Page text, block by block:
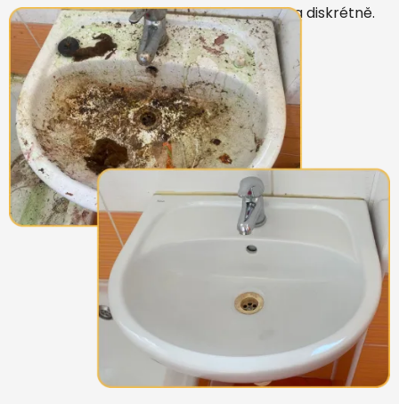
prostor. Pracujeme pečlivě, spolehlivě a diskrétně.